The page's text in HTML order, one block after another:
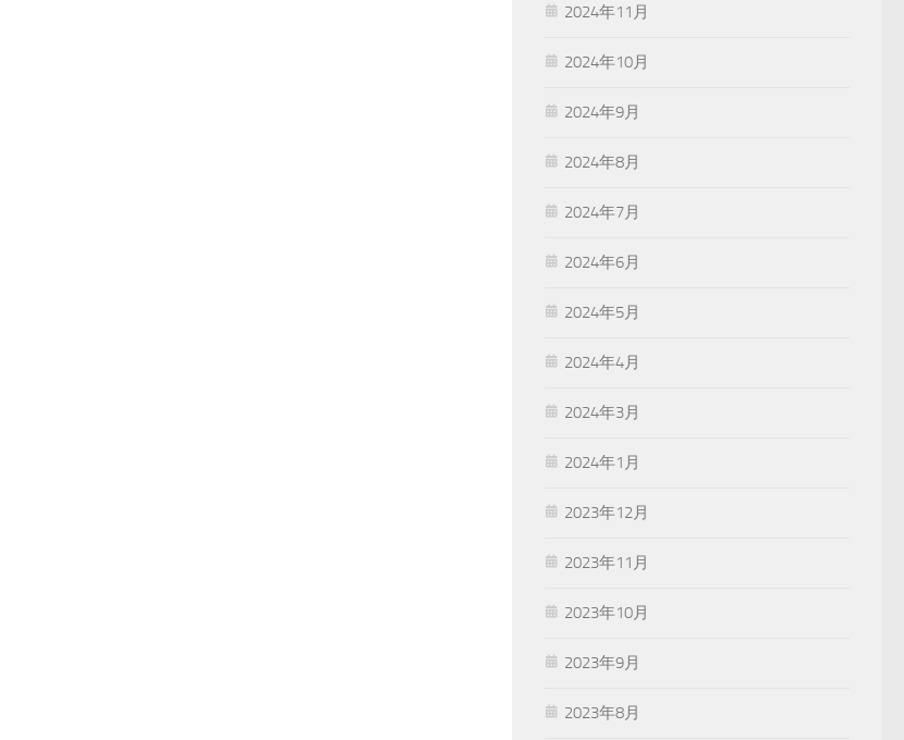
2024年11月
2024年10月
2024年9月
2024年8月
2024年7月
2024年6月
2024年5月
2024年4月
2024年3月
2024年1月
2023年12月
2023年11月
2023年10月
2023年9月
2023年8月